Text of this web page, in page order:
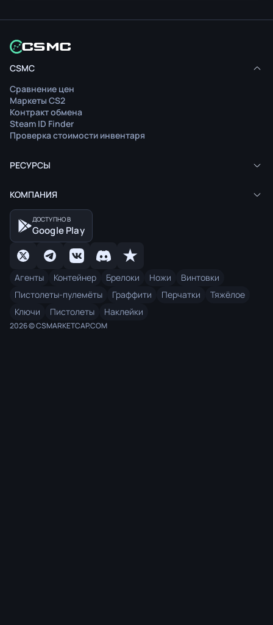
CSMC
Сравнение цен
Маркеты CS2
Контракт обмена
Steam ID Finder
Проверка стоимости инвентаря
РЕСУРСЫ
КОМПАНИЯ
ДОСТУПНО В
Google Play
Агенты Контейнер Брелоки Ножи
Винтовки
Пистолеты-пулемёты
Граффити Перчатки
Тяжёлое
Ключи
Пистолеты Наклейки
2026 © CSMARKETCAP.COM